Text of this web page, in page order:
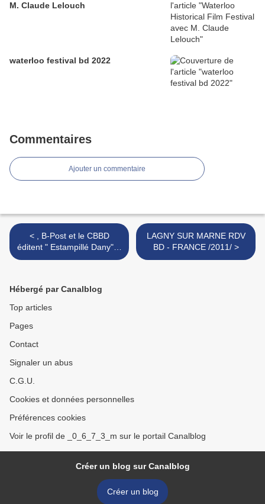
M. Claude Lelouch
waterloo festival bd 2022
Commentaires
Ajouter un commentaire
< , B-Post et le CBBD
éditent " Estampillé Dany". (
2011)
LAGNY SUR MARNE RDV
BD - FRANCE /2011/ >
Hébergé par Canalblog
Top articles
Pages
Contact
Signaler un abus
C.G.U.
Cookies et données personnelles
Préférences cookies
Voir le profil de _0_6_7_3_m sur le portail Canalblog
Créer un blog sur Canalblog
Créer un blog